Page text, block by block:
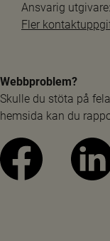
Ansvarig utgivare:
Fler
Webbproblem?
Skulle du stöta på
hemsida kan du